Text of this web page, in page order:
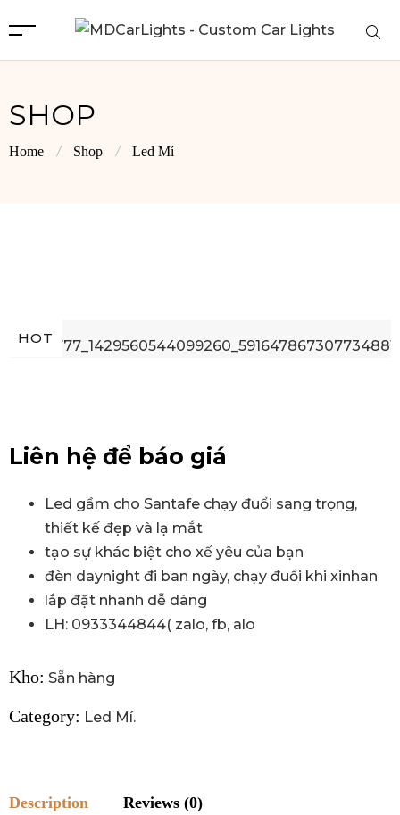
SHOP
Home Shop Led Mí
HOT
Liên hệ để báo giá
Led gầm cho Santafe chạy đuổi sang trọng,
thiết kế đẹp và lạ mắt
tạo sự khác biệt cho xế yêu của bạn
đèn daynight đi ban ngày, chạy đuổi khi xinhan
lắp đặt nhanh dễ dàng
LH: 0933344844( zalo, fb, alo
Kho: Sẵn hàng
Category: Led Mí.
Description Reviews (0)